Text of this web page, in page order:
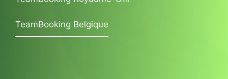
TeamBooking Belgique